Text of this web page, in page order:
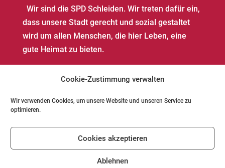
Cookie-Zustimmung verwalten
Wir verwenden Cookies, um unsere Website und unseren Service zu
optimieren.
Cookies akzeptieren
Ablehnen
Wir sind die SPD Schleiden. Wir treten dafür ein,
dass unsere Stadt gerecht und sozial gestaltet
wird um allen Menschen, die hier Leben, eine
gute Heimat zu bieten.
Impressum Datenschutz
Cookie-Richtlinie (EU)